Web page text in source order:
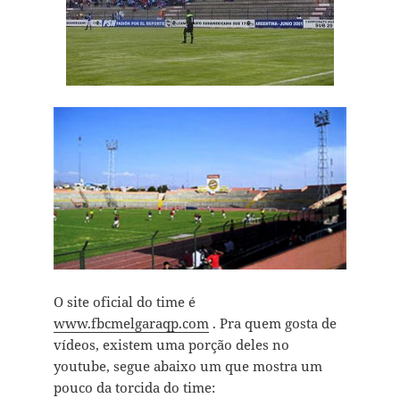
O site oficial do time é
www.fbcmelgaraqp.com. Pra quem gosta de
vídeos, existem uma porção deles no
youtube, segue abaixo um que mostra um
pouco da torcida do time: